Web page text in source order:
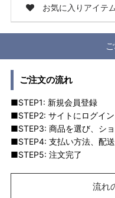
お気に入りアイテム
ご注文の流れ
■STEP1: 新規会員登録
■STEP2: サイトにログイン
■STEP3: 商品を選び、シ
■STEP4: 支払い方法、配
■STEP5: 注文完了
流れ